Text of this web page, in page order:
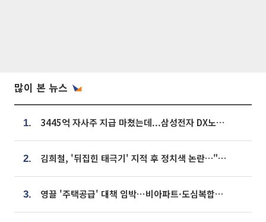
많이 본 뉴스
1. 3445억 자사주 지급 마쳤는데...삼성전자 DX노조, 뒤늦은 '떼쓰기 집회'
2. 김희철, '뒤집힌 태극기' 지적 후 정치색 논란…"좌우 떠나 우리나라 국기"
3. 영끌 '주택공급' 대책 임박⋯비아파트·도심복합까지 총동원